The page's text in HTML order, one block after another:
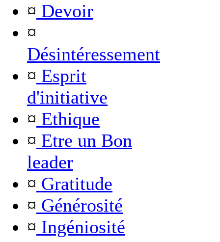
¤ Devoir
¤
Désintéressement
¤ Esprit
d'initiative
¤ Ethique
¤ Etre un Bon
leader
¤ Gratitude
¤ Générosité
¤ Ingéniosité